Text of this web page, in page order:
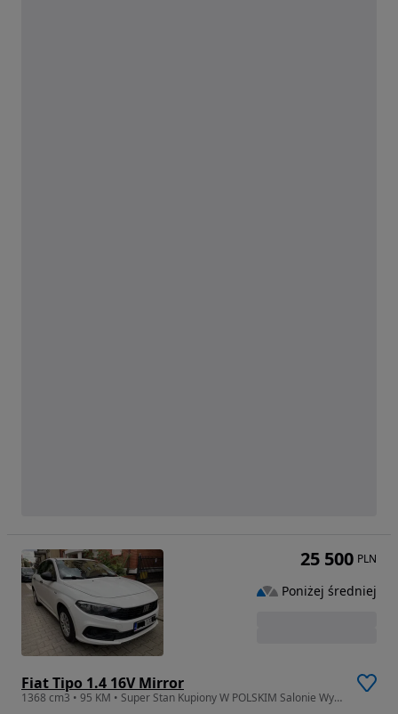
Fiat Tipo 1.4 16V Mirror
1368 cm3 • 95 KM • Super Stan Kupiony W POLSKIM Salonie Wymieniony Rozrząd
25 500 PLN
Poniżej średniej